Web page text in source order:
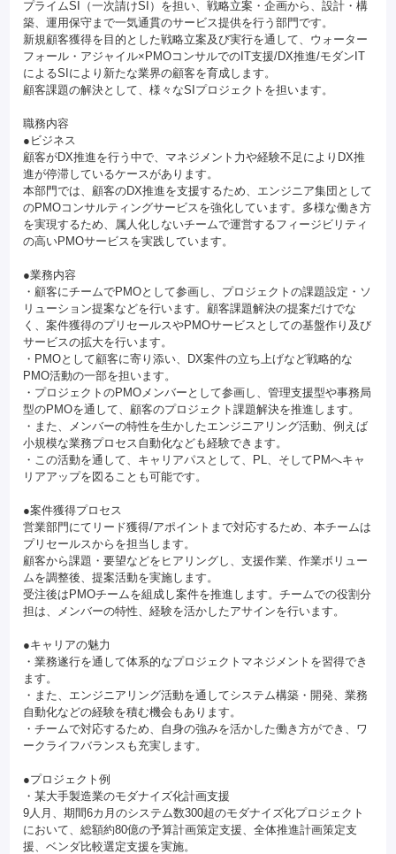
プライムSI（一次請けSI）を担い、戦略立案・企画から、設計・構
築、運用保守まで一気通貫のサービス提供を行う部門です。
新規顧客獲得を目的とした戦略立案及び実行を通して、ウォーター
フォール・アジャイル×PMOコンサルでのIT支援/DX推進/モダンIT
によるSIにより新たな業界の顧客を育成します。
顧客課題の解決として、様々なSIプロジェクトを担います。
職務内容
●ビジネス
顧客がDX推進を行う中で、マネジメント力や経験不足によりDX推
進が停滞しているケースがあります。
本部門では、顧客のDX推進を支援するため、エンジニア集団として
のPMOコンサルティングサービスを強化しています。多様な働き方
を実現するため、属人化しないチームで運営するフィージビリティ
の高いPMOサービスを実践しています。
●業務内容
・顧客にチームでPMOとして参画し、プロジェクトの課題設定・ソ
リューション提案などを行います。顧客課題解決の提案だけでな
く、案件獲得のプリセールスやPMOサービスとしての基盤作り及び
サービスの拡大を行います。
・PMOとして顧客に寄り添い、DX案件の立ち上げなど戦略的な
PMO活動の一部を担います。
・プロジェクトのPMOメンバーとして参画し、管理支援型や事務局
型のPMOを通して、顧客のプロジェクト課題解決を推進します。
・また、メンバーの特性を生かしたエンジニアリング活動、例えば
小規模な業務プロセス自動化なども経験できます。
・この活動を通して、キャリアパスとして、PL、そしてPMへキャ
リアアップを図ることも可能です。
●案件獲得プロセス
営業部門にてリード獲得/アポイントまで対応するため、本チームは
プリセールスからを担当します。
顧客から課題・要望などをヒアリングし、支援作業、作業ボリュー
ムを調整後、提案活動を実施します。
受注後はPMOチームを組成し案件を推進します。チームでの役割分
担は、メンバーの特性、経験を活かしたアサインを行います。
●キャリアの魅力
・業務遂行を通して体系的なプロジェクトマネジメントを習得でき
ます。
・また、エンジニアリング活動を通してシステム構築・開発、業務
自動化などの経験を積む機会もあります。
・チームで対応するため、自身の強みを活かした働き方ができ、ワ
ークライフバランスも充実します。
●プロジェクト例
・某大手製造業のモダナイズ化計画支援
9人月、期間6カ月のシステム数300超のモダナイズ化プロジェクト
において、総額約80億の予算計画策定支援、全体推進計画策定支
援、ベンダ比較選定支援を実施。